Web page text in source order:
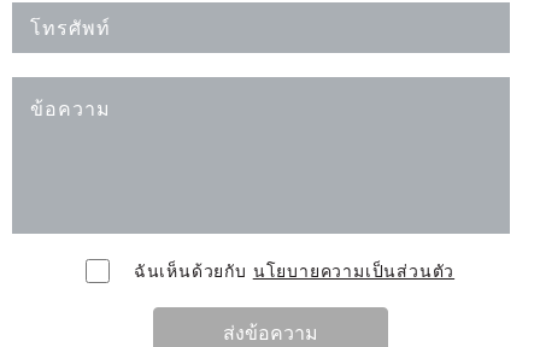
ฉันเห็นด้วยกับ นโยบายความเป็นส่วนตัว
ส่งข้อความ